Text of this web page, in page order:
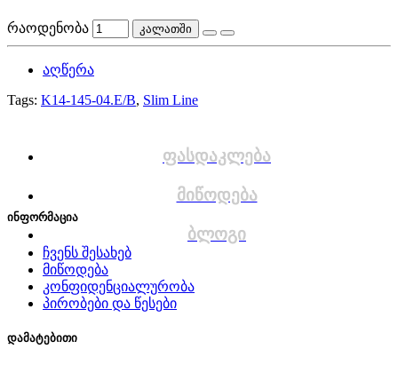
რაოდენობა კალათში
აღწერა
Tags: K14-145-04.E/B, Slim Line
ფასდაკლება
მიწოდება
ბლოგი
ინფორმაცია
ჩვენს შესახებ
მიწოდება
კონფიდენციალურობა
პირობები და წესები
დამატებითი